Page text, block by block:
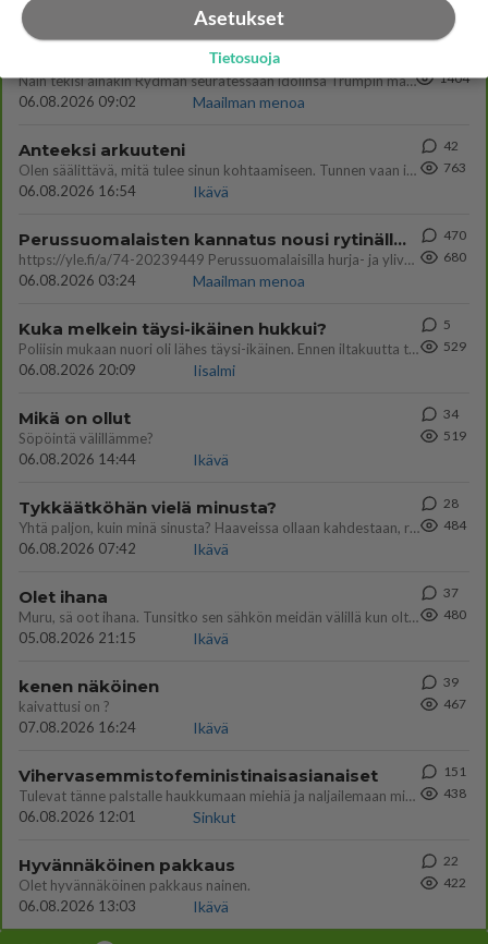
PÄIVÄ KUUKAUSI
Näin tekisi ainakin Rydman seuratessaan idolinsa Trumpin mallia https://www.is.fi/politiikka/art-2000012187244.html
06.08.2026 09:02
Maailman menoa
1404
Anteeksi arkuuteni
Olen säälittävä, mitä tulee sinun kohtaamiseen. Tunnen vaan itseni todella epävarmaksi sun kanssa. Jos minun olisi pitän
06.08.2026 16:54
Ikävä
42
763
Perussuomalaisten kannatus nousi rytinällä Ylen tänään julkaisemassa tuoreimmassa gallup-kyselyssä.
https://yle.fi/a/74-20239449 Perussuomalaisilla hurja- ja ylivoimaisesti suurin nousu tässä uudessa Ylen gallupissa. Kyl
06.08.2026 03:24
Maailman menoa
470
680
Kuka melkein täysi-ikäinen hukkui?
Poliisin mukaan nuori oli lähes täysi-ikäinen. Ennen iltakuutta tulleen ilmoituksen mukaan ihminen oli joutunut mahdoll
06.08.2026 20:09
Iisalmi
5
529
Mikä on ollut
Söpöintä välillämme?
06.08.2026 14:44
Ikävä
34
519
Tykkäätköhän vielä minusta?
Yhtä paljon, kuin minä sinusta? Haaveissa ollaan kahdestaan, rauhassa ja lähennytään fyysisesti ja tutustutaan syvemmin
06.08.2026 07:42
Ikävä
28
484
Olet ihana
Muru, sä oot ihana. Tunsitko sen sähkön meidän välillä kun oltiin ihan låhekkäin? 👩‍❤️‍👩❤️😼😘
05.08.2026 21:15
Ikävä
37
480
kenen näköinen
kaivattusi on ?
07.08.2026 16:24
Ikävä
39
467
Vihervasemmistofeministinaisasianaiset
Tulevat tänne palstalle haukkumaan miehiä ja naljailemaan miehelle, kehuvat olevansa heitä parempia. Itse asuvat MIEHE
06.08.2026 12:01
Sinkut
151
438
Hyvännäköinen pakkaus
Olet hyvännäköinen pakkaus nainen.
06.08.2026 13:03
Ikävä
22
422
Asetukset
Tietosuoja